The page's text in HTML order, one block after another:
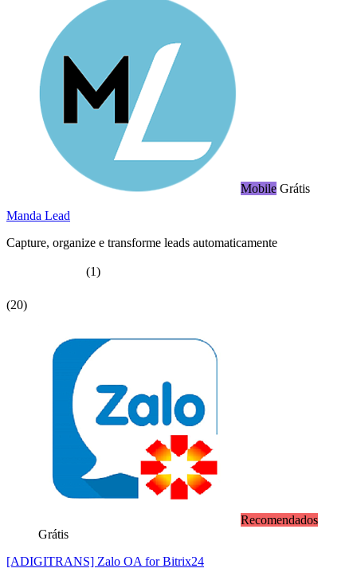
Mobile Grátis
Manda Lead
Capture, organize e transforme leads automaticamente
(1)
(20)
Recomendados
Grátis
[ADIGITRANS] Zalo OA for Bitrix24